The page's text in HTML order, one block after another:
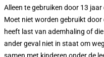
Alleen te gebruiken door 13 jaar
Moet niet worden gebruikt
heeft last van ademhaling of
ander geval niet in staat om